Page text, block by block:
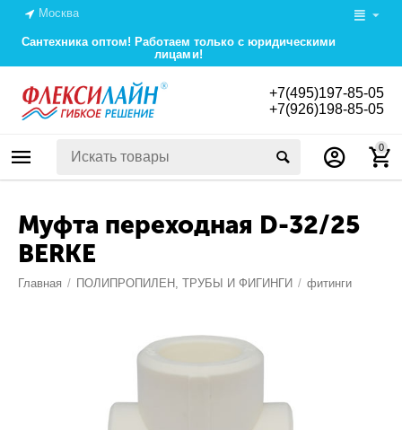
Москва
Сантехника оптом! Работаем только с юридическими
лицами!
+7(495)197-85-05
+7(926)198-85-05
0
Муфта переходная D-32/25
BERKE
Главная / ПОЛИПРОПИЛЕН, ТРУБЫ И ФИГИНГИ / фитинги